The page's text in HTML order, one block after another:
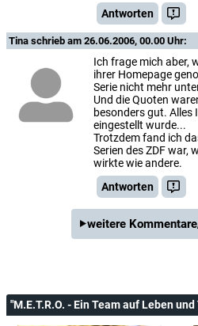
Antworten
Tina schrieb am 26.06.2006, 00.00 Uhr:
Ich frage mich aber,
ihrer Homepage
Serie nicht mehr
Und die Quoten
besonders gut. Alles
eingestellt wurde...
Trotzdem fand ich
Serien des ZDF war,
wirkte wie andere.
Antworten
weitere
"M.E.T.R.O. - Ein Team auf Leben